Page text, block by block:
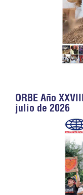
ORBE Año
julio de 2026